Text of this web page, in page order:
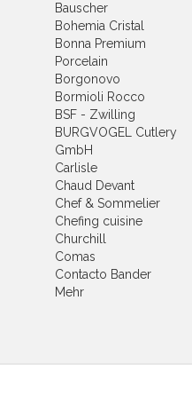
Bauscher
Bohemia Cristal
Bonna Premium
Porcelain
Borgonovo
Bormioli Rocco
BSF - Zwilling
BURGVOGEL Cutlery
GmbH
Carlisle
Chaud Devant
Chef & Sommelier
Chefing cuisine
Churchill
Comas
Contacto Bander
Mehr